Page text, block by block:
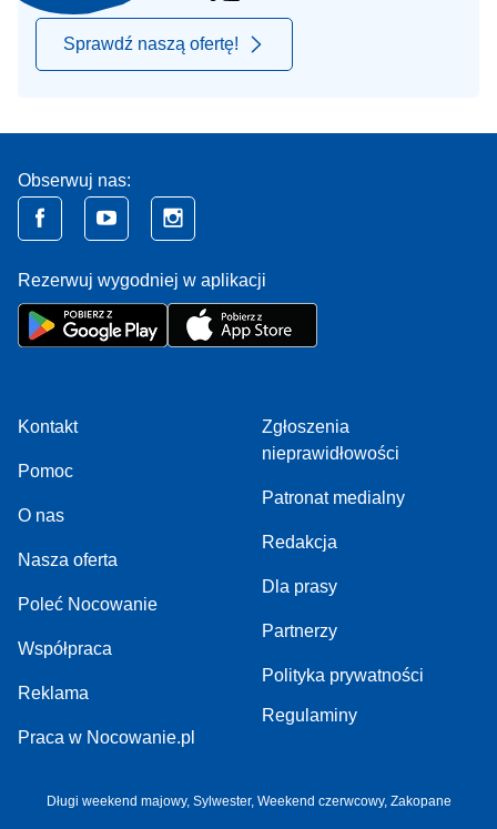
Sprawdź naszą ofertę!
Obserwuj nas:
Rezerwuj wygodniej w aplikacji
Kontakt
Pomoc
O nas
Nasza oferta
Poleć Nocowanie
Współpraca
Reklama
Praca w Nocowanie.pl
Zgłoszenia
nieprawidłowości
Patronat medialny
Redakcja
Dla prasy
Partnerzy
Polityka prywatności
Regulaminy
Długi weekend majowy, Sylwester, Weekend czerwcowy, Zakopane